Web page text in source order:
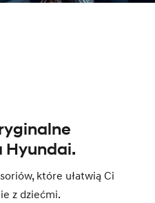
Hyundai.
które ułatwią Ci
z dziećmi.